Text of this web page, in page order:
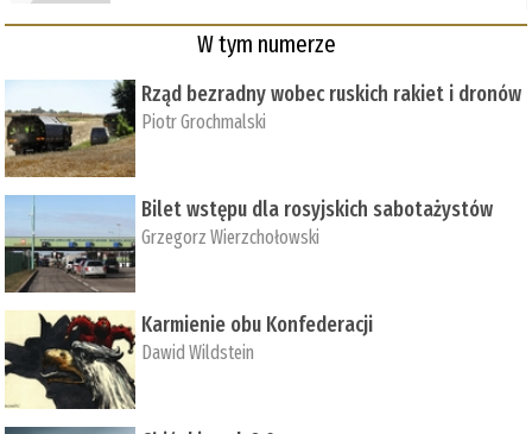
W tym numerze
Rząd bezradny wobec ruskich rakiet i dronów
Piotr Grochmalski
Bilet wstępu dla rosyjskich sabotażystów
Grzegorz Wierzchołowski
Karmienie obu Konfederacji
Dawid Wildstein